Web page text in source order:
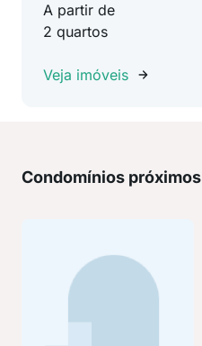
A partir de
2 quartos
Veja imóveis
Condomínios próximos